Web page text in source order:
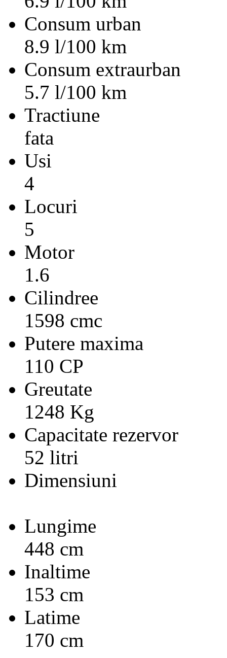
Consum urban
8.9 l/100 km
Consum extraurban
5.7 l/100 km
Tractiune
fata
Usi
4
Locuri
5
Motor
1.6
Cilindree
1598 cmc
Putere maxima
110 CP
Greutate
1248 Kg
Capacitate rezervor
52 litri
Dimensiuni
Lungime
448 cm
Inaltime
153 cm
Latime
170 cm